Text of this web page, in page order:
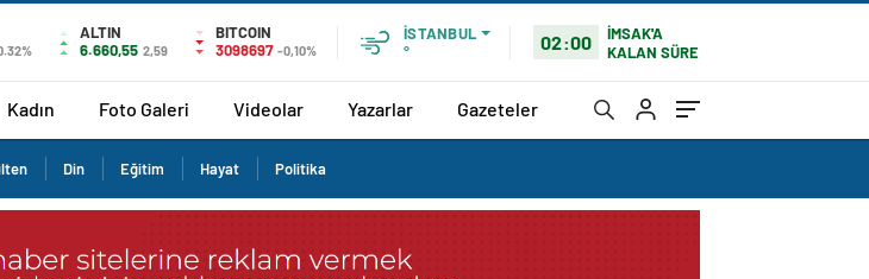
ALTIN
6.660,55 2,59
BITCOIN
3098697 -0,10%
İSTANBUL
°
02:00
İMSAK'A
KALAN SÜRE
Kadın Foto Galeri Videolar Yazarlar Gazeteler
Din Eğitim Hayat Politika